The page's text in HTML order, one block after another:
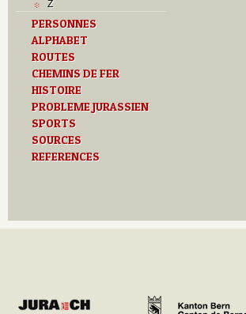
Z
PERSONNES
ALPHABET
ROUTES
CHEMINS DE FER
HISTOIRE
PROBLEME JURASSIEN
SPORTS
SOURCES
REFERENCES